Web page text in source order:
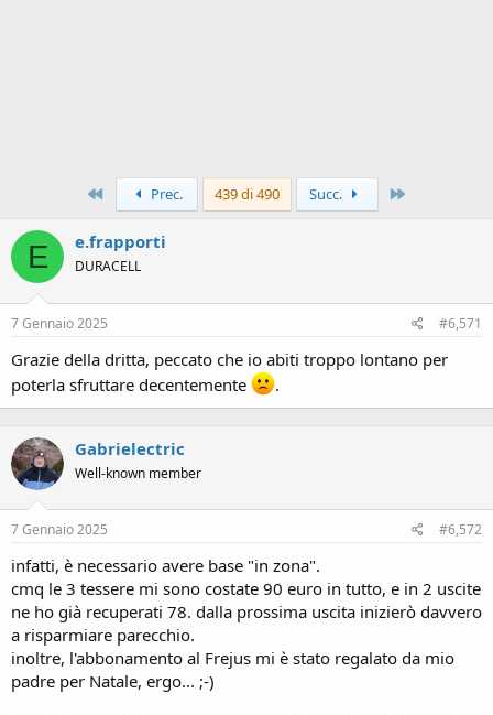
Primo Prec. 439 di 490 Succ.
E e.frapporti
DURACELL
7 Gennaio 2025 #6,571
Grazie della dritta, peccato che io abiti troppo lontano per
poterla sfruttare decentemente
.
Gabrielectric
Well-known member
7 Gennaio 2025 #6,572
infatti, è necessario avere base "in zona".
cmq le 3 tessere mi sono costate 90 euro in tutto, e in 2 uscite
ne ho già recuperati 78. dalla prossima uscita inizierò davvero
a risparmiare parecchio.
inoltre, l'abbonamento al Frejus mi è stato regalato da mio
padre per Natale, ergo... ;-)